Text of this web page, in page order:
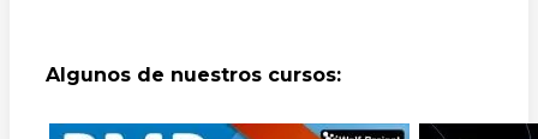
Algunos de nuestros cursos: